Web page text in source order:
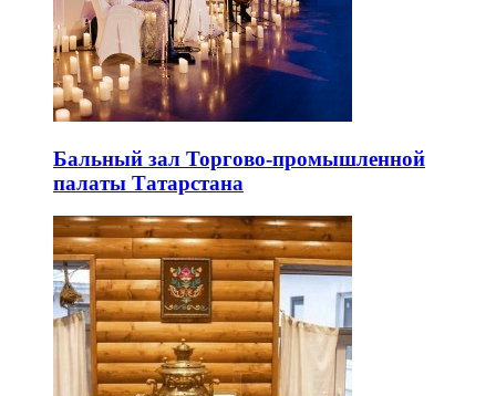
Бальный зал Торгово-промышленной
палаты Татарстана